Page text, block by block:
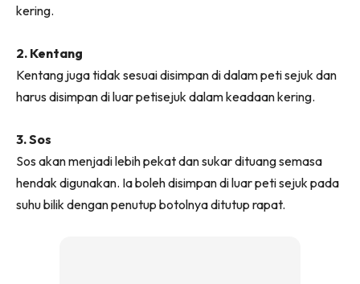
Sembang Dekor
Sembang Laman
Hub Ideaktiv
kering.
2. Kentang
Kentang juga tidak sesuai disimpan di dalam peti sejuk dan
harus disimpan di luar petisejuk dalam keadaan kering.
3. Sos
Sos akan menjadi lebih pekat dan sukar dituang semasa
hendak digunakan. Ia boleh disimpan di luar peti sejuk pada
suhu bilik dengan penutup botolnya ditutup rapat.